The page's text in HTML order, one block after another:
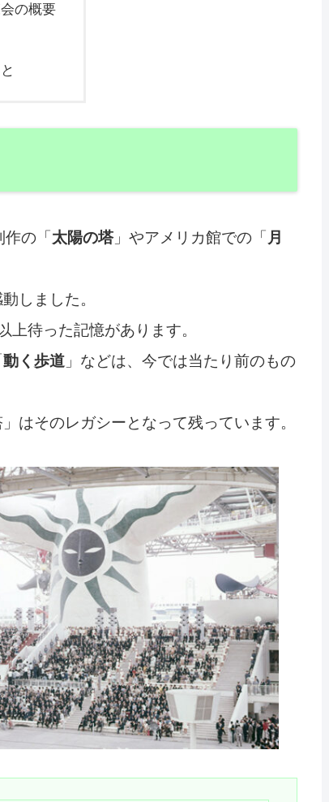
の概要
の「 太陽の塔」やアメリカ館での「 月
しました。
待った記憶があります。
動く歩道 」などは、今では当たり前のもの
はそのレガシーとなって残っています。